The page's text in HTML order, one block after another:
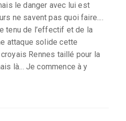
le danger avec lui est
ne savent pas quoi faire....
tenu de l’effectif et de la
attaque solide cette
Rennes taillé pour la
là... Je commence à y